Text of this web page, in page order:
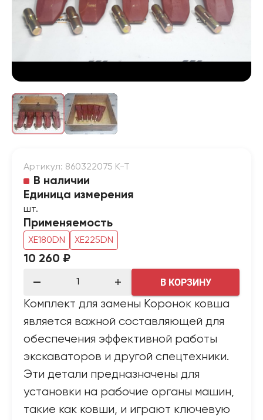
Артикул: 860322075 К-Т
В наличии
Единица измерения
шт.
Применяемость
XE180DN XE225DN
10 260 ₽
В КОРЗИНУ
Комплект для замены Коронок ковша
является важной составляющей для
обеспечения эффективной работы
экскаваторов и другой спецтехники.
Эти детали предназначены для
установки на рабочие органы машин,
такие как ковши, и играют ключевую